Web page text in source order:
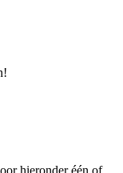
hieronder één of